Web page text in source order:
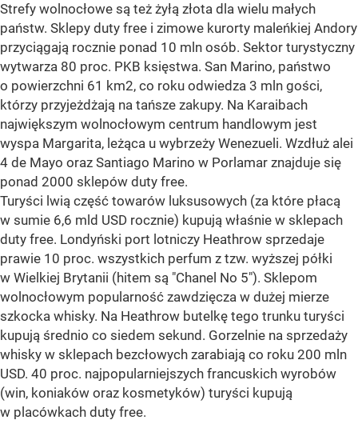
Strefy wolnocłowe są też żyłą złota dla wielu małych
państw. Sklepy duty free i zimowe kurorty maleńkiej Andory
przyciągają rocznie ponad 10 mln osób. Sektor turystyczny
wytwarza 80 proc. PKB księstwa. San Marino, państwo
o powierzchni 61 km2, co roku odwiedza 3 mln gości,
którzy przyjeżdżają na tańsze zakupy. Na Karaibach
największym wolnocłowym centrum handlowym jest
wyspa Margarita, leżąca u wybrzeży Wenezueli. Wzdłuż alei
4 de Mayo oraz Santiago Marino w Porlamar znajduje się
ponad 2000 sklepów duty free.
Turyści lwią część towarów luksusowych (za które płacą
w sumie 6,6 mld USD rocznie) kupują właśnie w sklepach
duty free. Londyński port lotniczy Heathrow sprzedaje
prawie 10 proc. wszystkich perfum z tzw. wyższej półki
w Wielkiej Brytanii (hitem są "Chanel No 5"). Sklepom
wolnocłowym popularność zawdzięcza w dużej mierze
szkocka whisky. Na Heathrow butelkę tego trunku turyści
kupują średnio co siedem sekund. Gorzelnie na sprzedaży
whisky w sklepach bezcłowych zarabiają co roku 200 mln
USD. 40 proc. najpopularniejszych francuskich wyrobów
(win, koniaków oraz kosmetyków) turyści kupują
w placówkach duty free.